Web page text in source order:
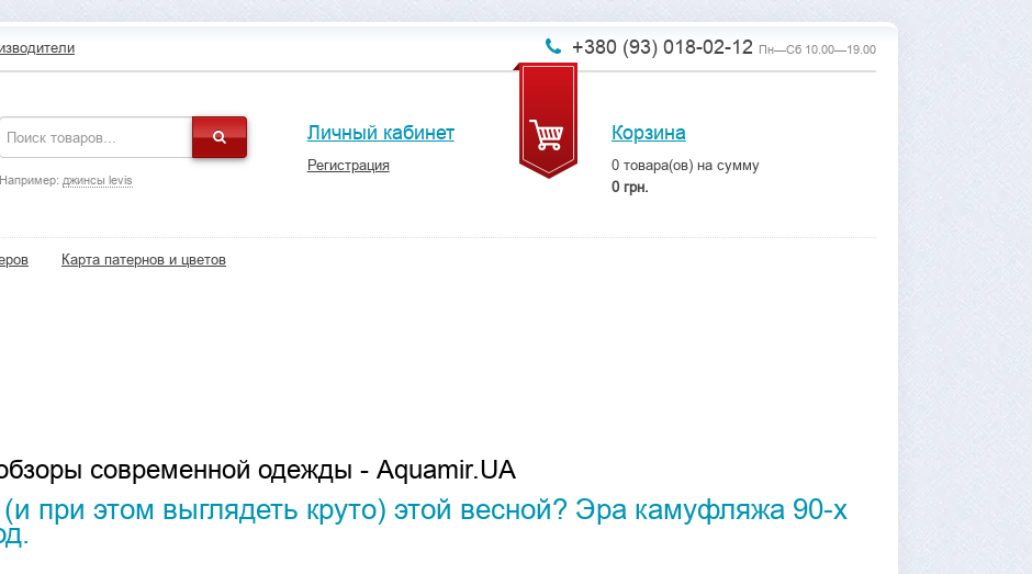
+380 (93) 018-02-12 Пн—Сб 10.00—19.00
Например: джинсы levis
Личный кабинет
Регистрация
Корзина
0товара(ов) на сумму
0 грн.
Карта патернов и цветов
современной одежды - Aquamir.UA
при этом выглядеть круто) этой весной? Эра камуфляжа 90-х